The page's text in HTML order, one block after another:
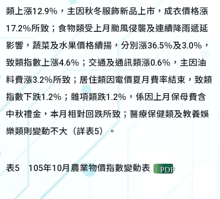
類上漲12.9％，主因秋冬服飾新品上市，成衣價格漲
17.2％所致；食物類受上月颱風侵襲及連續降雨遞延
影響，蔬菜及水果價格續揚，分別漲36.5％及3.0％，
致類指數上漲4.6％；交通及通訊類漲0.6％，主因油
料費漲3.2％所致；居住類因電價夏月費率結束，致類
指數下跌1.2％；雜項類跌1.2％，係因上月保母費含
中秋禮金，本月相對回跌所致；醫療保健類及教養娛
樂類則變動不大（詳表5）。
表5 105年10月農業物價指數變動表 PDF